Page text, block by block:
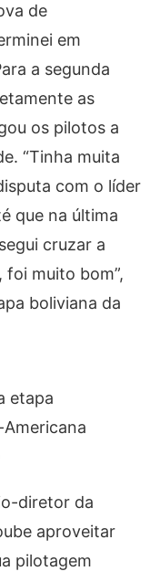
de
em
a segunda
as
os pilotos a
“Tinha muita
com o líder
que na última
cruzar a
foi muito bom”,
boliviana da
etapa
diretor da
aproveitar
pilotagem